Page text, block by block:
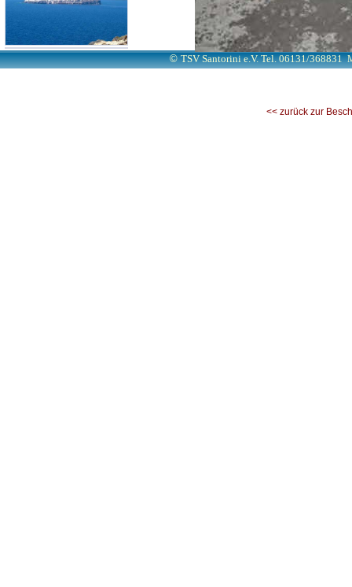
<< zurück zur
©TSV Santorini e.V. Tel. 06131/368831